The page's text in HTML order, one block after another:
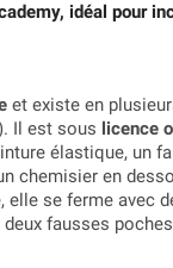
idéal pour
et existe en
Il est sous licence
élastique, un
chemisier en
se ferme avec
fausses